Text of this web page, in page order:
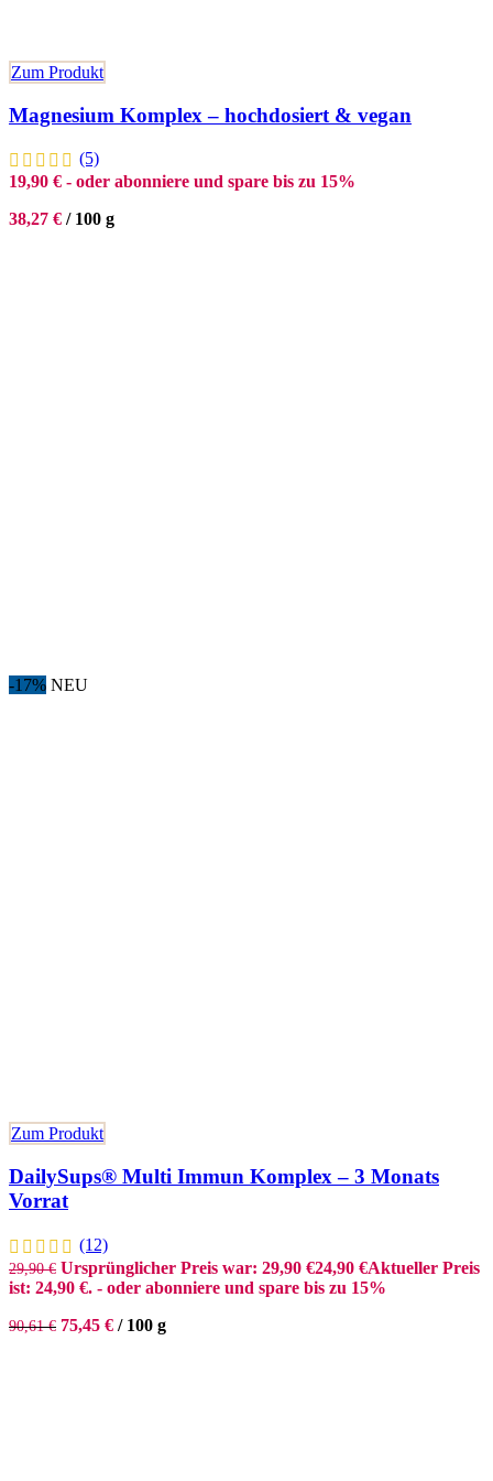
Zum Produkt
Magnesium Komplex – hochdosiert & vegan
(5)
19,90 € - oder abonniere und spare bis zu 15%
38,27 € / 100 g
-17% NEU
Zum Produkt
DailySups® Multi Immun Komplex – 3 Monats
Vorrat
(12)
29,90€ Ursprünglicher Preis war: 29,90 €24,90 €Aktueller Preis
ist: 24,90 €. - oder abonniere und spare bis zu 15%
90,61€ 75,45 € / 100 g